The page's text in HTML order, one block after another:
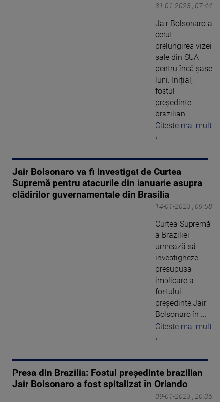
31-01-2023 | 07:44
Jair Bolsonaro a
cerut
prelungirea vizei
sale din SUA
pentru încă șase
luni. Inițial,
fostul
președinte
brazilian ...
Citeste mai mult
›
Jair Bolsonaro va fi investigat de Curtea
Supremă pentru atacurile din ianuarie asupra
clădirilor guvernamentale din Brasilia
14-01-2023 | 09:58
Curtea Supremă
a Braziliei
urmează să
investigheze
presupusa
implicare a
fostului
preşedinte Jair
Bolsonaro în ...
Citeste mai mult
›
Presa din Brazilia: Fostul preşedinte brazilian
Jair Bolsonaro a fost spitalizat în Orlando
09-01-2023 | 20:36